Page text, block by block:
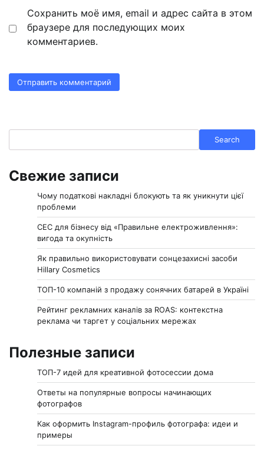
Сохранить моё имя, email и адрес сайта в этом
браузере для последующих моих
комментариев.
Search
Свежие записи
Чому податкові накладні блокують та як уникнути цієї
проблеми
СЕС для бізнесу від «Правильне електроживлення»:
вигода та окупність
Як правильно використовувати сонцезахисні засоби
Hillary Cosmetics
ТОП-10 компаній з продажу сонячних батарей в Україні
Рейтинг рекламних каналів за ROAS: контекстна
реклама чи таргет у соціальних мережах
Полезные записи
ТОП-7 идей для креативной фотосессии дома
Ответы на популярные вопросы начинающих
фотографов
Как оформить Instagram-профиль фотографа: идеи и
примеры